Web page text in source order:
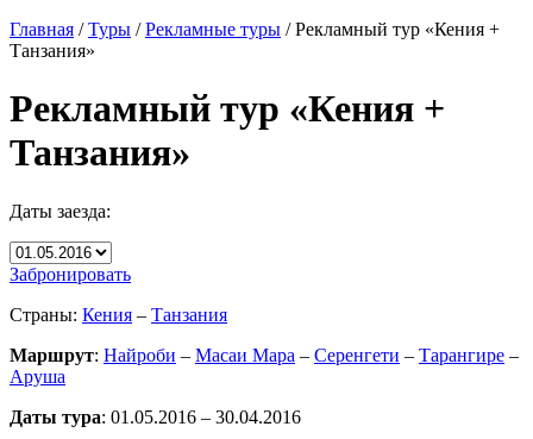
Главная /Туры /Рекламные туры /Рекламный тур «Кения +
Танзания»
Рекламный тур «Кения +
Танзания»
Даты заезда:
Забронировать
Страны: Кения – Танзания
Маршрут: Найроби – Масаи Мара – Серенгети – Тарангире –
Аруша
Даты тура: 01.05.2016 – 30.04.2016